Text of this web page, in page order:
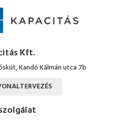
Kft.
Kandó Kálmán utca 7b